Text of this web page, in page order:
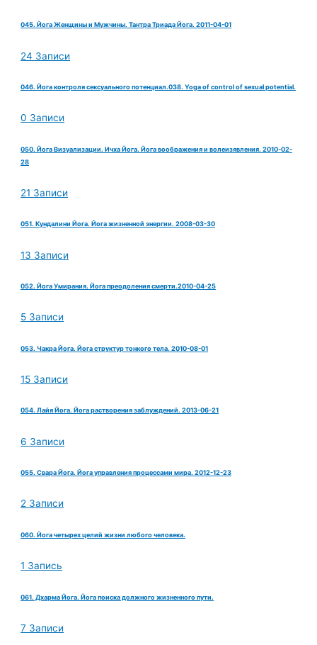
045. Йога Женщины и Мужчины. Тантра Триада Йога. 2011-04-01
24 Записи
046. Йога контроля сексуального потенциал.038. Yoga of control of sexual potential.
0 Записи
050. Йога Визуализации. Ичха Йога. Йога воображения и волеизявления. 2010-02-
28
21 Записи
051. Кундалини Йога. Йога жизненной энергии. 2008-03-30
13 Записи
052. Йога Умирания. Йога преодоления смерти.2010-04-25
5 Записи
053. Чакра Йога. Йога структур тонкого тела. 2010-08-01
15 Записи
054. Лайя Йога. Йога растворения заблуждений. 2013-06-21
6 Записи
055. Свара Йога. Йога управления процессами мира. 2012-12-23
2 Записи
060. Йога четырех целий жизни любого человека.
1 Запись
061. Дхарма Йога. Йога поиска должного жизненного пути.
7 Записи